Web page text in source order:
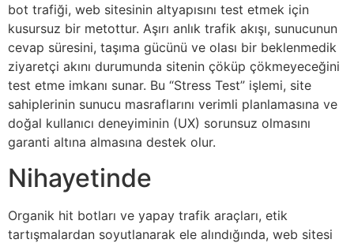
bot trafiği, web sitesinin altyapısını test etmek için
kusursuz bir metottur. Aşırı anlık trafik akışı, sunucunun
cevap süresini, taşıma gücünü ve olası bir beklenmedik
ziyaretçi akını durumunda sitenin çöküp çökmeyeceğini
test etme imkanı sunar. Bu “Stress Test” işlemi, site
sahiplerinin sunucu masraflarını verimli planlamasına ve
doğal kullanıcı deneyiminin (UX) sorunsuz olmasını
garanti altına almasına destek olur.
Nihayetinde
Organik hit botları ve yapay trafik araçları, etik
tartışmalardan soyutlanarak ele alındığında, web sitesi